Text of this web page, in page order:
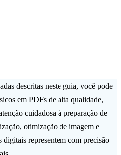
descritas neste guia, você pode
em PDFs de alta qualidade,
cuidadosa à preparação de
otimização de imagem e
representem com precisão